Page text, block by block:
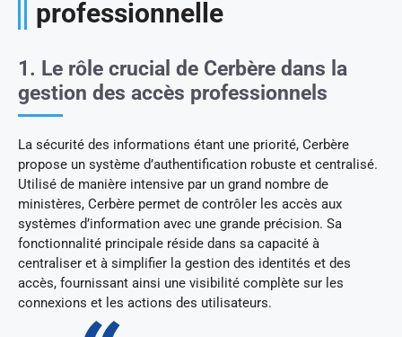
professionnelle
1. Le rôle crucial de Cerbère dans la
gestion des accès professionnels
La sécurité des informations étant une priorité, Cerbère
propose un système d’authentification robuste et centralisé.
Utilisé de manière intensive par un grand nombre de
ministères, Cerbère permet de contrôler les accès aux
systèmes d’information avec une grande précision. Sa
fonctionnalité principale réside dans sa capacité à
centraliser et à simplifier la gestion des identités et des
accès, fournissant ainsi une visibilité complète sur les
connexions et les actions des utilisateurs.